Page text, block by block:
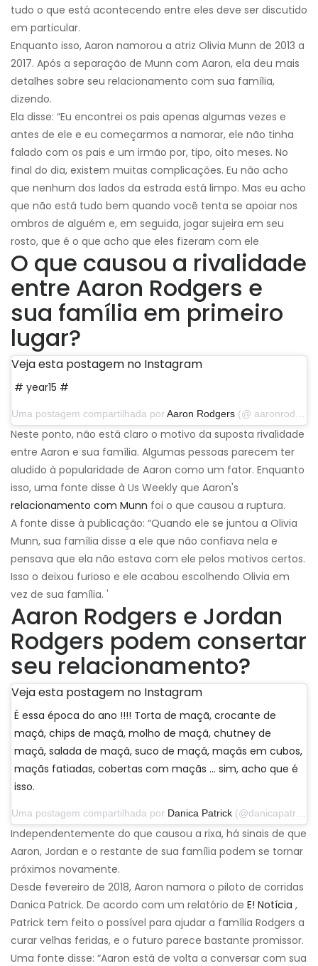
tudo o que está acontecendo entre eles deve ser discutido
em particular.
Enquanto isso, Aaron namorou a atriz Olivia Munn de 2013 a
2017. Após a separação de Munn com Aaron, ela deu mais
detalhes sobre seu relacionamento com sua família,
dizendo.
Ela disse: “Eu encontrei os pais apenas algumas vezes e
antes de ele e eu começarmos a namorar, ele não tinha
falado com os pais e um irmão por, tipo, oito meses. No
final do dia, existem muitas complicações. Eu não acho
que nenhum dos lados da estrada está limpo. Mas eu acho
que não está tudo bem quando você tenta se apoiar nos
ombros de alguém e, em seguida, jogar sujeira em seu
rosto, que é o que acho que eles fizeram com ele
O que causou a rivalidade
entre Aaron Rodgers e
sua família em primeiro
lugar?
Veja esta postagem no Instagram
# year15 #
Uma postagem compartilhada por Aaron Rodgers (@ aaronrodgers12) em 4 de setembro de 2019 às 17:14 PDT
Neste ponto, não está claro o motivo da suposta rivalidade
entre Aaron e sua família. Algumas pessoas parecem ter
aludido à popularidade de Aaron como um fator. Enquanto
isso, uma fonte disse à Us Weekly que Aaron's
relacionamento com Munn foi o que causou a ruptura.
A fonte disse à publicação: “Quando ele se juntou a Olivia
Munn, sua família disse a ele que não confiava nela e
pensava que ela não estava com ele pelos motivos certos.
Isso o deixou furioso e ele acabou escolhendo Olivia em
vez de sua família. '
Aaron Rodgers e Jordan
Rodgers podem consertar
seu relacionamento?
Veja esta postagem no Instagram
É essa época do ano !!!! Torta de maçã, crocante de
maçã, chips de maçã, molho de maçã, chutney de
maçã, salada de maçã, suco de maçã, maçãs em cubos,
maçãs fatiadas, cobertas com maçãs ... sim, acho que é
isso.
Uma postagem compartilhada por Danica Patrick (@danicapatrick) em 29 de setembro de 2019 às 14h31 PDT
Independentemente do que causou a rixa, há sinais de que
Aaron, Jordan e o restante de sua família podem se tornar
próximos novamente.
Desde fevereiro de 2018, Aaron namora o piloto de corridas
Danica Patrick. De acordo com um relatório de E! Notícia ,
Patrick tem feito o possível para ajudar a família Rodgers a
curar velhas feridas, e o futuro parece bastante promissor.
Uma fonte disse: “Aaron está de volta a conversar com sua